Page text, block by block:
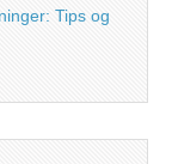
Tips og